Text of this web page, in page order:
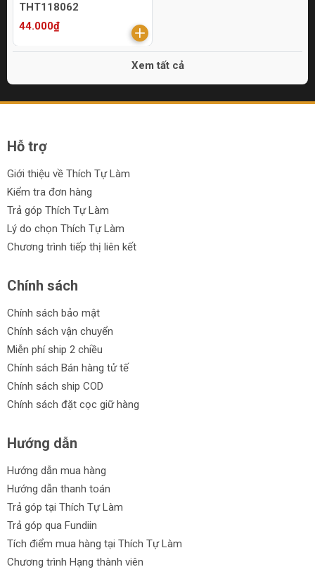
THT118062
44.000₫
Xem tất cả
Hỗ trợ
Giới thiệu về Thích Tự Làm
Kiểm tra đơn hàng
Trả góp Thích Tự Làm
Lý do chọn Thích Tự Làm
Chương trình tiếp thị liên kết
Chính sách
Chính sách bảo mật
Chính sách vận chuyển
Miễn phí ship 2 chiều
Chính sách Bán hàng tử tế
Chính sách ship COD
Chính sách đặt cọc giữ hàng
Hướng dẫn
Hướng dẫn mua hàng
Hướng dẫn thanh toán
Trả góp tại Thích Tự Làm
Trả góp qua Fundiin
Tích điểm mua hàng tại Thích Tự Làm
Chương trình Hạng thành viên